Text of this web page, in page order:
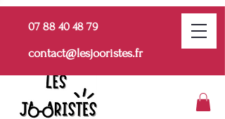
07 88 40 48 79
contact@lesjooristes.fr